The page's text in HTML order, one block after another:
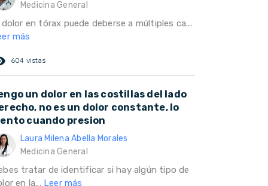
Medicina General
dolor en tórax puede deberse a múltiples ca...
más
604 vistas
un dolor en las costillas del lado
no es un dolor constante, lo
cuando presion
Laura Milena Abella Morales
Medicina General
tratar de identificar si hay algún tipo de
en la... Leer más